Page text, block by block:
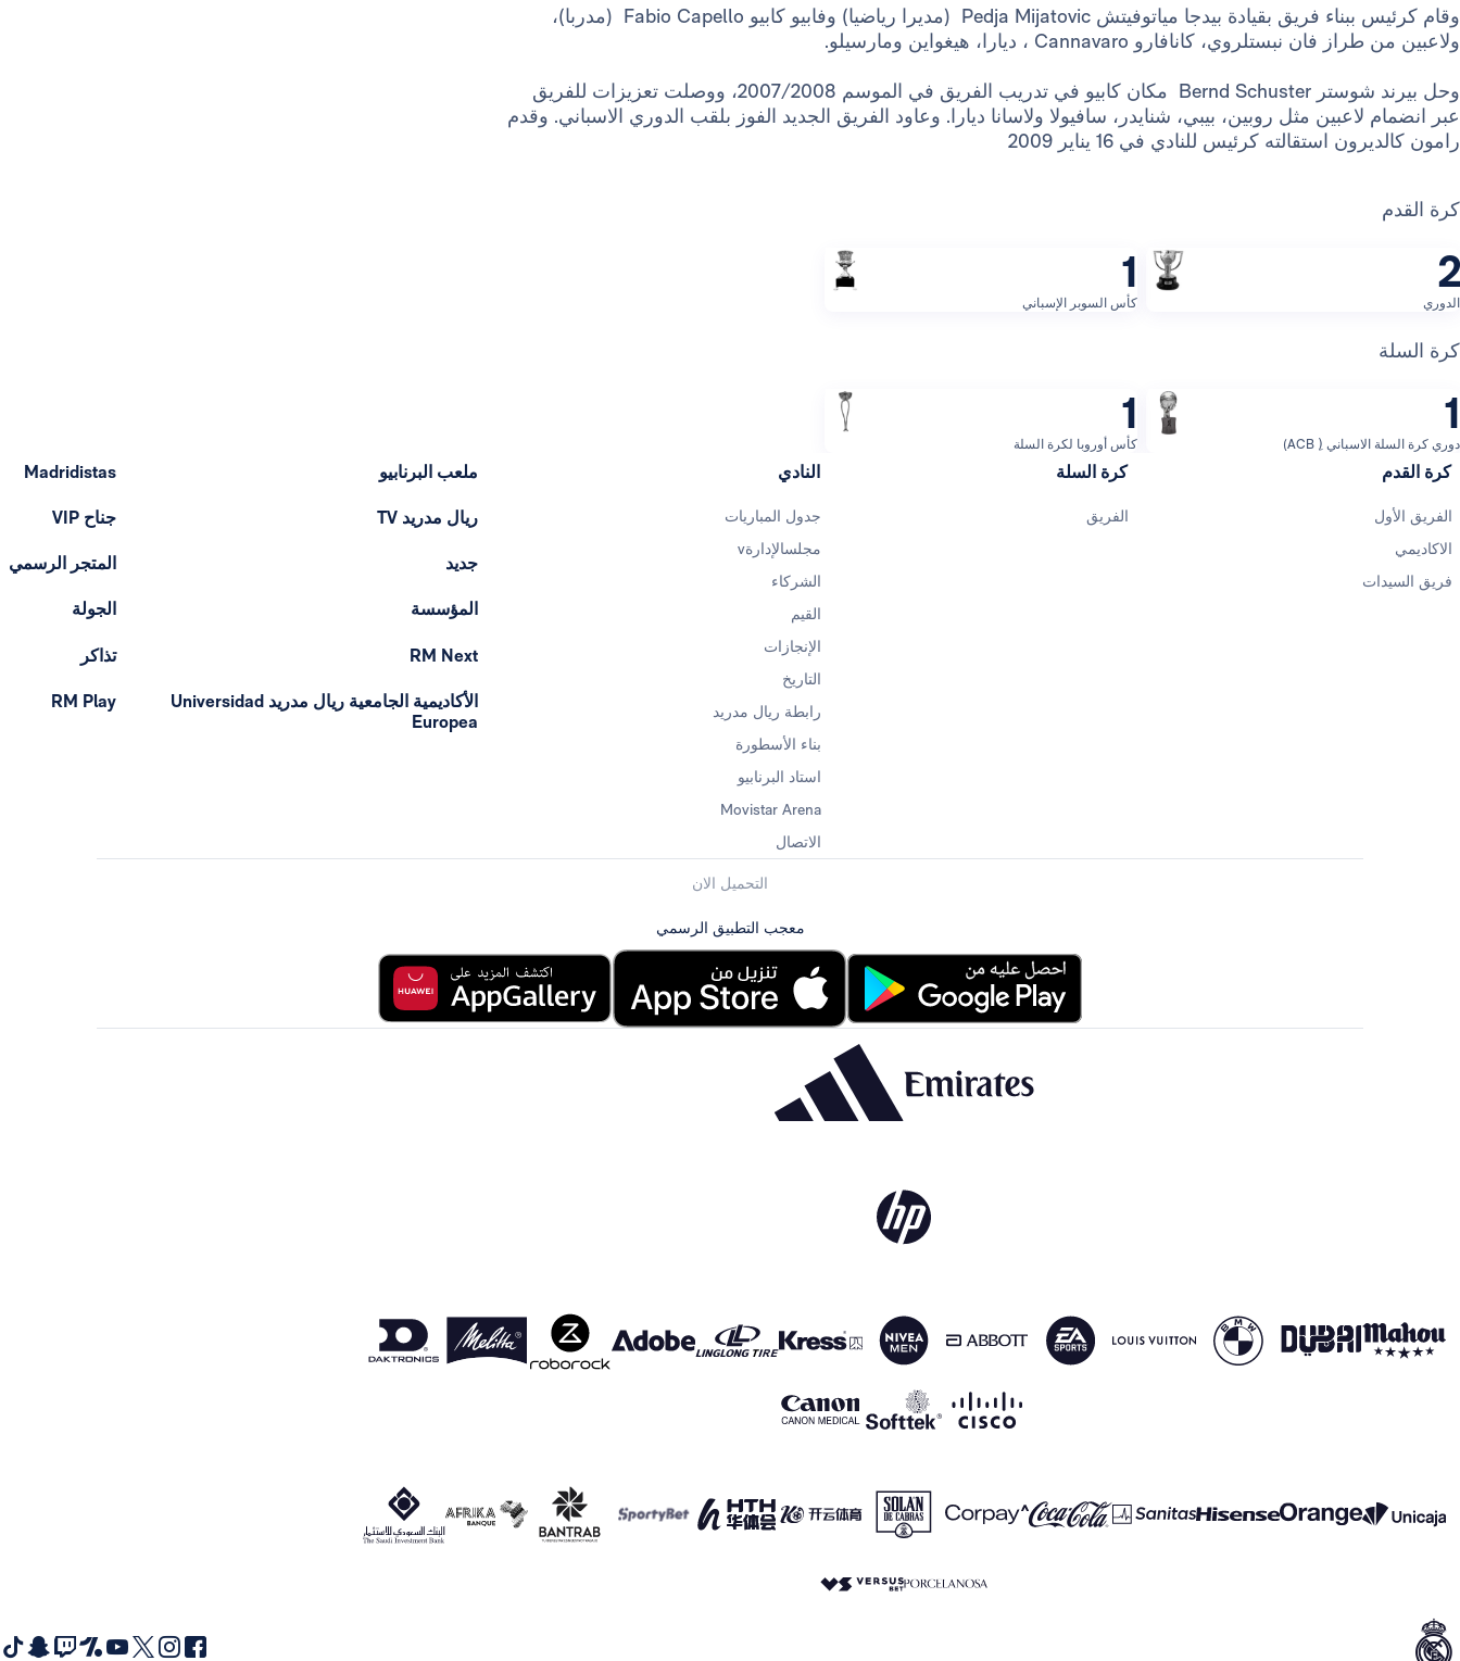
وقام كرئيس ببناء فريق بقيادة بيدجا مياتوفيتش Pedja Mijatovic (مديرا رياضيا) وفابيو كابيو Fabio Capello (مدربا)،
ولاعبين من طراز فان نبستلروي، كانافارو Cannavaro ، ديارا، هيغواين ومارسيلو.
وحل بيرند شوستر Bernd Schuster مكان كابيو في تدريب الفريق في الموسم 2007/2008، ووصلت تعزيزات للفريق
عبر انضمام لاعبين مثل روبين، بيبي، شنايدر، سافيولا ولاسانا ديارا. وعاود الفريق الجديد الفوز بلقب الدوري الاسباني. وقدم
رامون كالديرون استقالته كرئيس للنادي في 16 يناير 2009
كرة القدم
2
الدوري
1
كأس السوبر الإسباني
كرة السلة
1
دوري كرة السلة الاسباني (ِ ACB)
1
كأس أوروبا لكرة السلة
كرة القدم
الفريق الأول
الاكاديمي
فريق السيدات
كرة السلة
الفريق
النادي
جدول المباريات
مجلسالإدارةv
الشركاء
القيم
الإنجازات
التاريخ
رابطة ريال مدريد
بناء الأسطورة
استاد البرنابيو
Movistar Arena
الاتصال
ملعب البرنابيو
ريال مدريد TV
جديد
المؤسسة
RM Next
الأكاديمية الجامعية ريال مدريد Universidad
Europea
Madridistas
جناح VIP
المتجر الرسمي
الجولة
تذاكر
RM Play
التحميل الان
معجب التطبيق الرسمي